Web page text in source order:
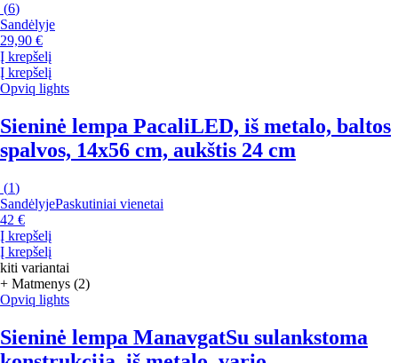
(6)
Sandėlyje
29,90 €
Į krepšelį
Į krepšelį
Opviq lights
Sieninė lempa PacaliLED, iš metalo, baltos
spalvos, 14x56 cm, aukštis 24 cm
(1)
SandėlyjePaskutiniai vienetai
42 €
Į krepšelį
Į krepšelį
kiti variantai
+ Matmenys (2)
Opviq lights
Sieninė lempa ManavgatSu sulankstoma